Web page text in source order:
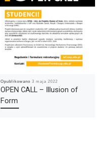
Opublikowano 3 maja 2022
OPEN CALL – Illusion of
Form